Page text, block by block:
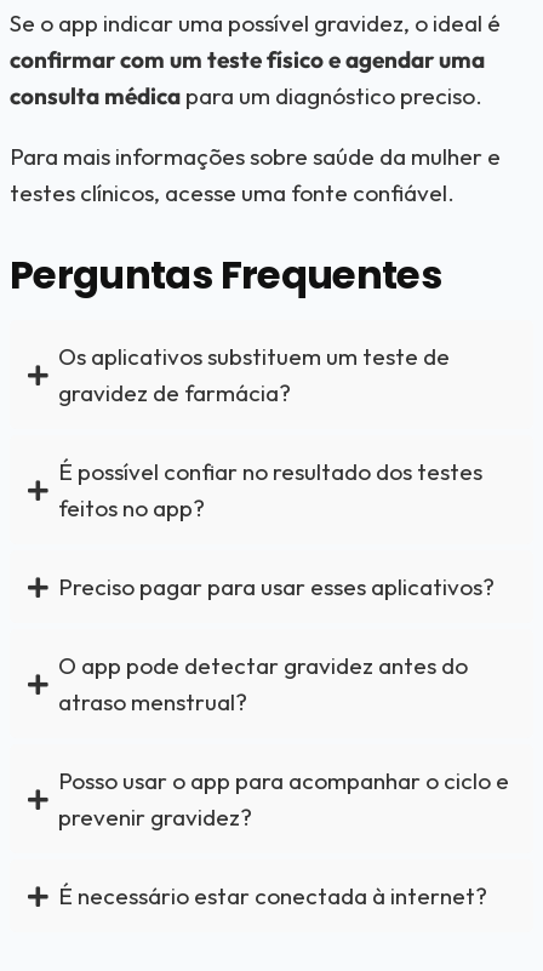
Se o app indicar uma possível gravidez, o ideal é
confirmar com um teste físico e agendar uma
consulta médica para um diagnóstico preciso.
Para mais informações sobre saúde da mulher e
testes clínicos, acesse uma fonte confiável.
Perguntas Frequentes
Os aplicativos substituem um teste de
gravidez de farmácia?
É possível confiar no resultado dos testes
feitos no app?
Preciso pagar para usar esses aplicativos?
O app pode detectar gravidez antes do
atraso menstrual?
Posso usar o app para acompanhar o ciclo e
prevenir gravidez?
É necessário estar conectada à internet?